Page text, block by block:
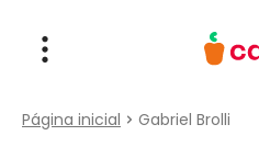
Menu Principal
Abrir Menu
Página inicial Gabriel Brolli